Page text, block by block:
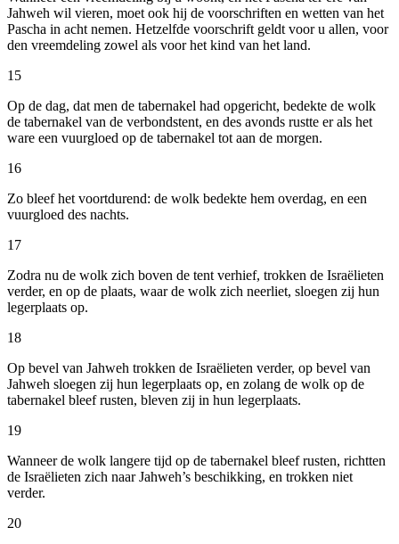
Jahweh wil vieren, moet ook hij de voorschriften en wetten van het
Pascha in acht nemen. Hetzelfde voorschrift geldt voor u allen, voor
den vreemdeling zowel als voor het kind van het land.
15
Op de dag, dat men de tabernakel had opgericht, bedekte de wolk
de tabernakel van de verbondstent, en des avonds rustte er als het
ware een vuurgloed op de tabernakel tot aan de morgen.
16
Zo bleef het voortdurend: de wolk bedekte hem overdag, en een
vuurgloed des nachts.
17
Zodra nu de wolk zich boven de tent verhief, trokken de Israëlieten
verder, en op de plaats, waar de wolk zich neerliet, sloegen zij hun
legerplaats op.
18
Op bevel van Jahweh trokken de Israëlieten verder, op bevel van
Jahweh sloegen zij hun legerplaats op, en zolang de wolk op de
tabernakel bleef rusten, bleven zij in hun legerplaats.
19
Wanneer de wolk langere tijd op de tabernakel bleef rusten, richtten
de Israëlieten zich naar Jahweh’s beschikking, en trokken niet
verder.
20